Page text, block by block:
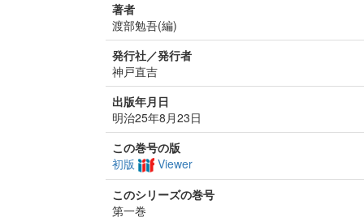
著者
渡部勉吾(編)
発行社／発行者
神戸直吉
出版年月日
明治25年8月23日
この巻号の版
初版
Viewer
このシリーズの巻号
第一巻